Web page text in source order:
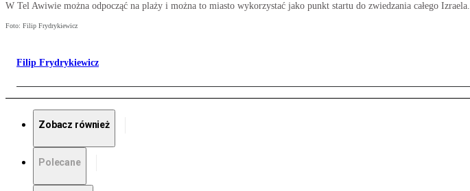
W Tel Awiwie można odpocząć na plaży i można to miasto wykorzystać jako punkt startu do zwiedzania całego Izraela.
Foto: Filip Frydrykiewicz
Filip Frydrykiewicz
Zobacz również
Polecane